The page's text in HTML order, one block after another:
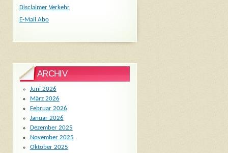
Disclaimer Verkehr
E-Mail Abo
ARCHIV
Juni 2026
März 2026
Februar 2026
Januar 2026
Dezember 2025
November 2025
Oktober 2025